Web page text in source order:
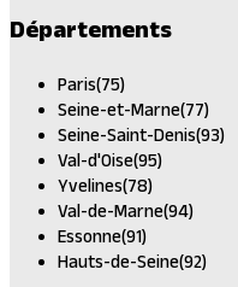
Départements
Paris(75)
Seine-et-Marne(77)
Seine-Saint-Denis(93)
Val-d'Oise(95)
Yvelines(78)
Val-de-Marne(94)
Essonne(91)
Hauts-de-Seine(92)